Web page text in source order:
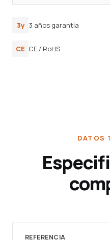
3y 3 años garantía
CE CE / RoHS
DATOS
REFERENCIA